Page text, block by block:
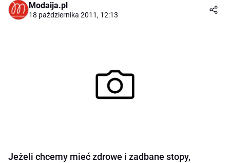
Modaija.pl
18 października 2011, 12:13
Jeżeli chcemy mieć zdrowe i zadbane stopy,